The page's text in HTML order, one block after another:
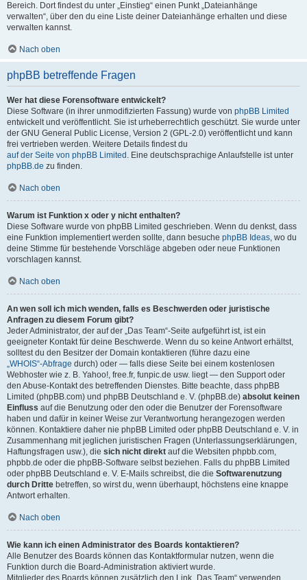
Bereich. Dort findest du unter „Einstieg“ einen Punkt „Dateianhänge
verwalten“, über den du eine Liste deiner Dateianhänge erhalten und diese
verwalten kannst.
Nach oben
phpBB betreffende Fragen
Wer hat diese Forensoftware entwickelt?
Diese Software (in ihrer unmodifizierten Fassung) wurde von phpBB Limited
entwickelt und veröffentlicht. Sie ist urheberrechtlich geschützt. Sie wurde unter
der GNU General Public License, Version 2 (GPL-2.0) veröffentlicht und kann
frei vertrieben werden. Weitere Details findest du
auf der Seite von phpBB Limited . Eine deutschsprachige Anlaufstelle ist unter
phpBB.de zu finden.
Nach oben
Warum ist Funktion x oder y nicht enthalten?
Diese Software wurde von phpBB Limited geschrieben. Wenn du denkst, dass
eine Funktion implementiert werden sollte, dann besuche phpBB Ideas, wo du
deine Stimme für bestehende Vorschläge abgeben oder neue Funktionen
vorschlagen kannst.
Nach oben
An wen soll ich mich wenden, falls es Beschwerden oder juristische
Anfragen zu diesem Forum gibt?
Jeder Administrator, der auf der „Das Team“-Seite aufgeführt ist, ist ein
geeigneter Kontakt für deine Beschwerde. Wenn du so keine Antwort erhältst,
solltest du den Besitzer der Domain kontaktieren (führe dazu eine
„WHOIS“-Abfrage durch) oder — falls diese Seite bei einem kostenlosen
Webhoster wie z. B. Yahoo!, free.fr, funpic.de usw. liegt — den Support oder
den Abuse-Kontakt des betreffenden Dienstes. Bitte beachte, dass phpBB
Limited (phpBB.com) und phpBB Deutschland e. V. (phpBB.de) absolut keinen
Einfluss auf die Benutzung oder den oder die Benutzer der Forensoftware
haben und dafür in keiner Weise zur Verantwortung herangezogen werden
können. Kontaktiere daher nie phpBB Limited oder phpBB Deutschland e. V. in
Zusammenhang mit jeglichen juristischen Fragen (Unterlassungserklärungen,
Haftungsfragen usw.), die sich nicht direkt auf die Websiten phpbb.com,
phpbb.de oder die phpBB-Software selbst beziehen. Falls du phpBB Limited
oder phpBB Deutschland e. V. E-Mails schreibst, die die Softwarenutzung
durch Dritte betreffen, so wirst du, wenn überhaupt, höchstens eine knappe
Antwort erhalten.
Nach oben
Wie kann ich einen Administrator des Boards kontaktieren?
Alle Benutzer des Boards können das Kontaktformular nutzen, wenn die
Funktion durch die Board-Administration aktiviert wurde.
Mitglieder des Boards können zusätzlich den Link „Das Team“ verwenden.